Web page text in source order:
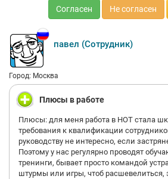
Согласен Не согласен
павел (Сотрудник)
Город: Москва
Плюсы в работе
Плюсы: для меня работа в НОТ стала
требования к квалификации
руководству не интересно, если
Поэтому у нас регулярно проводят
тренинги, бывает просто командой
штурмы или игры, чтоб расшевелиться,